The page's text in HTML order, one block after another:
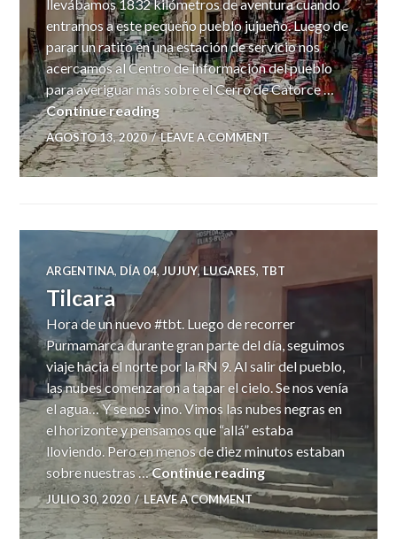
llevábamos 1832 kilómetros de aventura cuando
entramos a este pequeño pueblo jujueño. Luego de
parar un ratito en una estación de servicio nos
acercamos al Centro de Información del pueblo
para averiguar más sobre el Cerro de Catorce …
Continue readingHumahuaca
AGOSTO 13, 2020 LEAVE A COMMENT
ARGENTINA, DÍA 04, JUJUY,LUGARES, TBT
Tilcara
Hora de un nuevo #tbt. Luego de recorrer
Purmamarca durante gran parte del día, seguimos
viaje hacia el norte por la RN 9. Al salir del pueblo,
las nubes comenzaron a tapar el cielo. Se nos venía
el agua… Y se nos vino. Vimos las nubes negras en
el horizonte y pensamos que “allá” estaba
lloviendo. Pero en menos de diez minutos estaban
sobre nuestras …Continue readingTilcara
JULIO 30, 2020 LEAVE A COMMENT